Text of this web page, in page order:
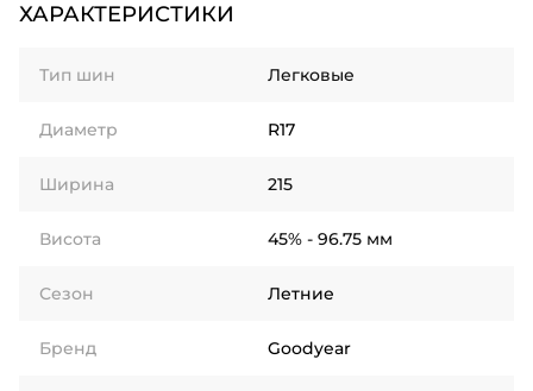
ХАРАКТЕРИСТИКИ
Тип шин Легковые
Диаметр R17
Ширина 215
Висота 45% - 96.75 мм
Сезон Летние
Бренд Goodyear